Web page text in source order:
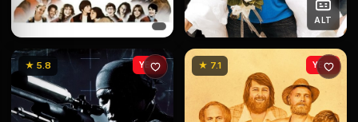
ALT
★ 5.8 YENİ ★ 7.1 YENİ